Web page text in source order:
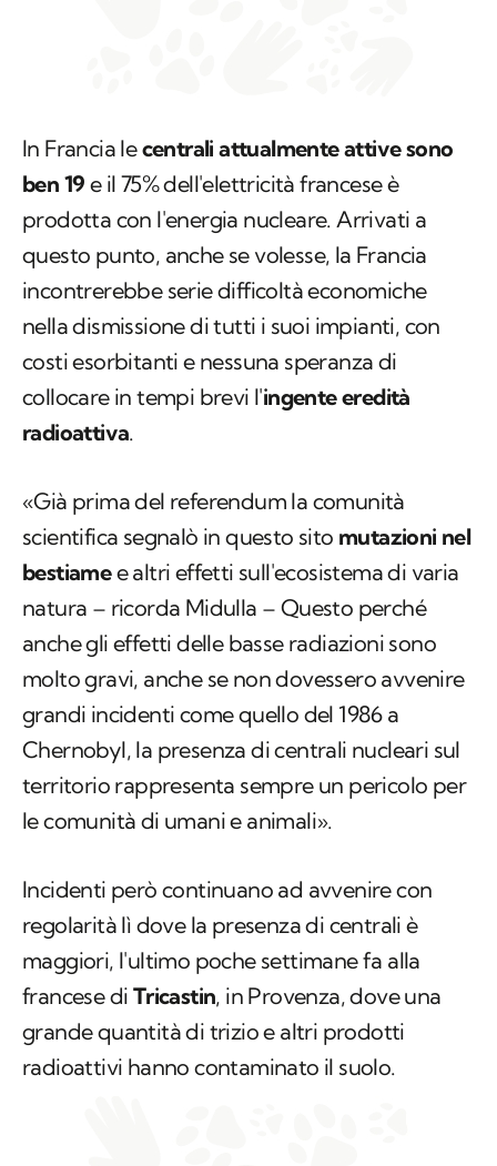
In Francia lecentrali attualmente attive sono
ben 19 e il 75% dell'elettricità francese è
prodotta con l'energia nucleare. Arrivati a
questo punto, anche se volesse, la Francia
incontrerebbe serie difficoltà economiche
nella dismissione di tutti i suoi impianti, con
costi esorbitanti e nessuna speranza di
collocare in tempi brevi l'ingente eredità
radioattiva.
«Già prima del referendum la comunità
scientifica segnalò in questo sito mutazioni nel
bestiamee altri effetti sull'ecosistema di varia
natura – ricorda Midulla – Questo perché
anche gli effetti delle basse radiazioni sono
molto gravi, anche se non dovessero avvenire
grandi incidenti come quello del 1986 a
Chernobyl, la presenza di centrali nucleari sul
territorio rappresenta sempre un pericolo per
le comunità di umani e animali».
Incidenti però continuano ad avvenire con
regolarità lì dove la presenza di centrali è
maggiori, l'ultimo poche settimane fa alla
francese di Tricastin, in Provenza, dove una
grande quantità di trizio e altri prodotti
radioattivi hanno contaminato il suolo.